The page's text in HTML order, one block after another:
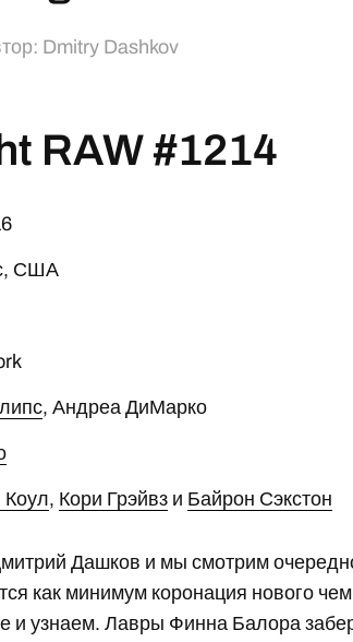
Dmitry Dashkov
RAW #1214
США
, Андреа ДиМарко
, Кори Грэйвз и Байрон Сэкстон
Дашков и мы смотрим
как минимум коронация нового
и узнаем. Лавры Финна Балора